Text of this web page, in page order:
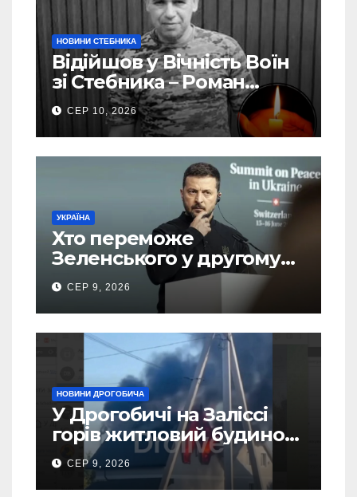
НОВИНИ СТЕБНИКА
Відійшов у Вічність Воїн
зі Стебника – Роман
Кучера
СЕР 10, 2026
УКРАЇНА
Хто переможе
Зеленського у другому
турі виборів президента
України – новий рейтинг
SOCIS
СЕР 9, 2026
НОВИНИ ДРОГОБИЧА
У Дрогобичі на Заліссі
горів житловий будинок
(Відео)
СЕР 9, 2026